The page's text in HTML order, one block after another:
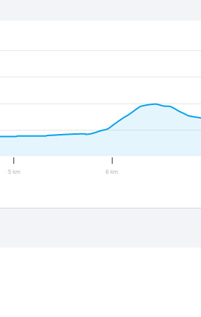
5 km 6 km